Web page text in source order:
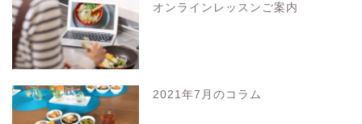
オンラインレッスンご案内
2021年7月のコラム